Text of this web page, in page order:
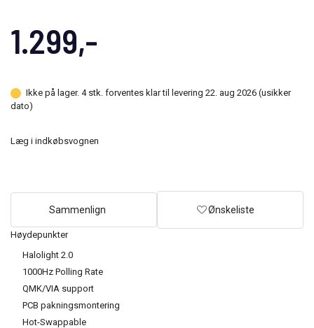
Høydepunkter
Halolight 2.0
1000Hz Polling Rate
QMK/VIA support
PCB pakningsmontering
Hot-Swappable
1.299,-
Ikke på lager. 4 stk. forventes klar til levering 22. aug 2026 (usikker
dato)
Læg i indkøbsvognen
Sammenlign Ønskeliste